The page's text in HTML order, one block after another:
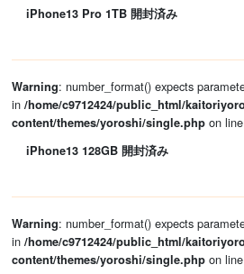
iPhone13 Pro 1TB 開封済み
Warning: number_format() expects
in /home/c9712424/public_html/
content/themes/yoroshi/single.phpon line
iPhone13 128GB 開封済み
Warning: number_format() expects
in /home/c9712424/public_html/
content/themes/yoroshi/single.phpon line